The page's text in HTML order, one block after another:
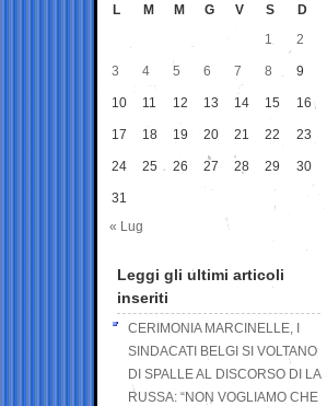
L M M G V S
D
1
2
3 4 5 6 7 8 9
10 11 12 13 14 15 16
17 18 19 20 21 22 23
24 25 26 27 28 29 30
31
« Lug
Leggi gli ultimi articoli
inseriti
CERIMONIA MARCINELLE, I
SINDACATI BELGI SI VOLTANO
DI SPALLE AL DISCORSO DI LA
RUSSA: “NON VOGLIAMO CHE